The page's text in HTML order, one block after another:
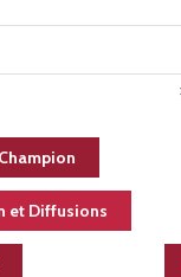
et Diffusions